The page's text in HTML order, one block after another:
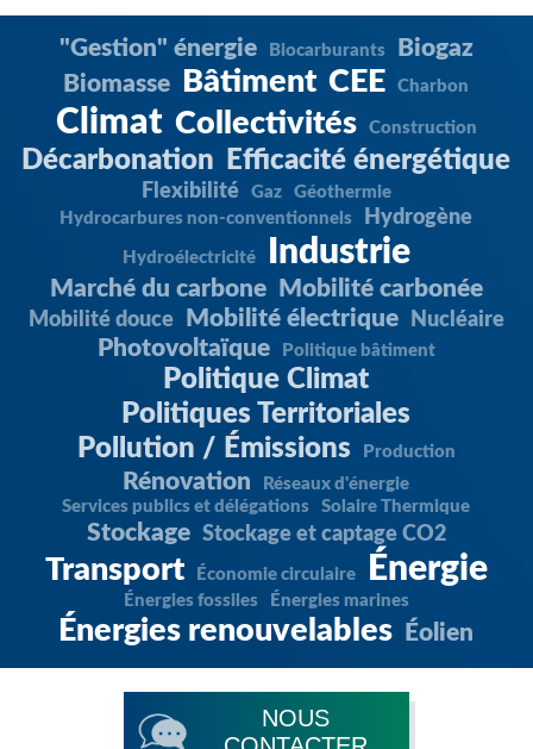
"Gestion" énergie Biocarburants
Biogaz
Biomasse
Bâtiment CEE Charbon
Climat Collectivités Construction
Décarbonation Efficacité énergétique
Flexibilité Gaz
Géothermie
Hydrocarbures non-conventionnels
Hydrogène
Hydroélectricité Industrie
Marché du carbone Mobilité carbonée
Mobilité douce Mobilité électrique Nucléaire
Photovoltaïque Politique bâtiment
Politique Climat
Politiques Territoriales
Pollution / Émissions
Production
Rénovation
Réseaux d'énergie
Services publics et délégations
Solaire Thermique
Stockage Stockage et captage CO2
Transport Économie circulaire Énergie
Énergies fossiles Énergies marines
Énergies renouvelables Éolien
NOUS